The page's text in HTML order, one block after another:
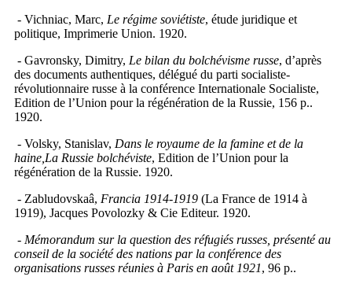
- Vichniac, Marc, Le régime soviétiste, étude juridique et
politique, Imprimerie Union. 1920.
- Gavronsky, Dimitry, Le bilan du bolchévisme russe, d’après
des documents authentiques, délégué du parti socialiste-
révolutionnaire russe à la conférence Internationale Socialiste,
Edition de l’Union pour la régénération de la Russie, 156 p..
1920.
- Volsky, Stanislav, Dans le royaume de la famine et de la
haine, La Russie bolchéviste, Edition de l’Union pour la
régénération de la Russie. 1920.
- Zabludovskaâ, Francia 1914-1919 (La France de 1914 à
1919), Jacques Povolozky & Cie Editeur. 1920.
- Mémorandum sur la question des réfugiés russes, présenté au
conseil de la société des nations par la conférence des
organisations russes réunies à Paris en août 1921, 96 p..